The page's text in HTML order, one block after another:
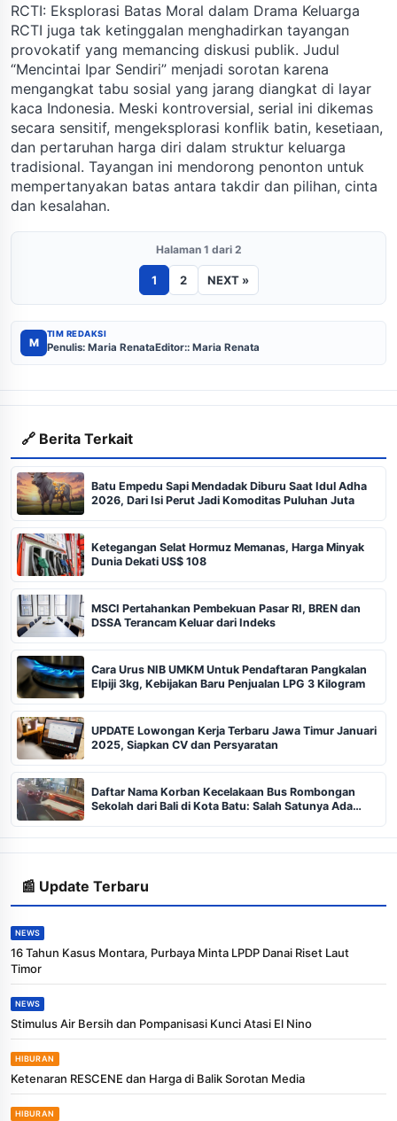
RCTI: Eksplorasi Batas Moral dalam Drama Keluarga
RCTI juga tak ketinggalan menghadirkan tayangan
provokatif yang memancing diskusi publik. Judul
“Mencintai Ipar Sendiri” menjadi sorotan karena
mengangkat tabu sosial yang jarang diangkat di layar
kaca Indonesia. Meski kontroversial, serial ini dikemas
secara sensitif, mengeksplorasi konflik batin, kesetiaan,
dan pertaruhan harga diri dalam struktur keluarga
tradisional. Tayangan ini mendorong penonton untuk
mempertanyakan batas antara takdir dan pilihan, cinta
dan kesalahan.
Halaman 1 dari 2
1 2 NEXT »
M
TIM REDAKSI
Penulis: Maria RenataEditor:: Maria Renata
🔗 Berita Terkait
Batu Empedu Sapi Mendadak Diburu Saat Idul Adha
2026, Dari Isi Perut Jadi Komoditas Puluhan Juta
Ketegangan Selat Hormuz Memanas, Harga Minyak
Dunia Dekati US$ 108
MSCI Pertahankan Pembekuan Pasar RI, BREN dan
DSSA Terancam Keluar dari Indeks
Cara Urus NIB UMKM Untuk Pendaftaran Pangkalan
Elpiji 3kg, Kebijakan Baru Penjualan LPG 3 Kilogram
UPDATE Lowongan Kerja Terbaru Jawa Timur Januari
2025, Siapkan CV dan Persyaratan
Daftar Nama Korban Kecelakaan Bus Rombongan
Sekolah dari Bali di Kota Batu: Salah Satunya Ada
📰 Update Terbaru
NEWS
16 Tahun Kasus Montara, Purbaya Minta LPDP Danai Riset Laut
Timor
NEWS
Stimulus Air Bersih dan Pompanisasi Kunci Atasi El Nino
HIBURAN
Ketenaran RESCENE dan Harga di Balik Sorotan Media
HIBURAN